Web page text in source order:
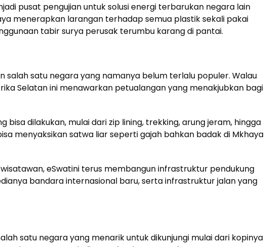
pusat pengujian untuk solusi energi terbarukan negara lain
menerapkan larangan terhadap semua plastik sekali pakai
tabir surya perusak terumbu karang di pantai.
salah satu negara yang namanya belum terlalu populer. Walau
Selatan ini menawarkan petualangan yang menakjubkan bagi
bisa dilakukan, mulai dari zip lining, trekking, arung jeram, hingga
menyaksikan satwa liar seperti gajah bahkan badak di Mkhaya
eSwatini terus membangun infrastruktur pendukung
bandara internasional baru, serta infrastruktur jalan yang
satu negara yang menarik untuk dikunjungi mulai dari kopinya